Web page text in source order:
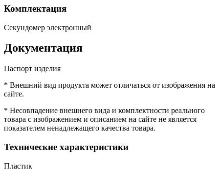
Комплектация
Секундомер электронный
Документация
Паспорт изделия
* Внешний вид продукта может отличаться от изображения на
сайте.
* Несовпадение внешнего вида и комплектности реального
товара с изображением и описанием на сайте не является
показателем ненадлежащего качества товара.
Технические характеристики
Пластик